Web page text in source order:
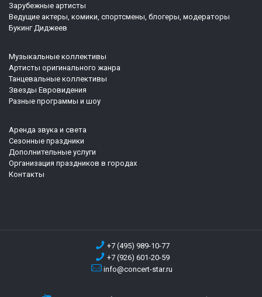
Зарубежные артисты
Ведущие актеры, комики, спортсмены, блогеры, модераторы
Букинг Диджеев
Музыкальные коллективы
Артисты оригинального жанра
Танцевальные коллективы
Звезды Евровидения
Разные программы и шоу
Аренда звука и света
Сезонные праздники
Дополнительные услуги
Организация праздников в городах
Контакты
+7 (495) 989-10-77
+7 (926) 601-20-59
info@concert-star.ru